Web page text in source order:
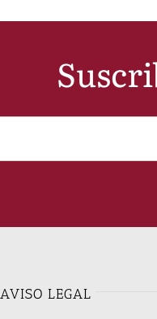
AVISO LEGAL